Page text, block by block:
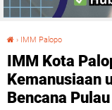
› IMM Palopo
IMM Kota
Kemanusiaan
Bencana